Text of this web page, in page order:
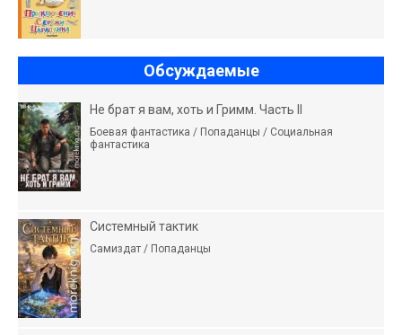
Обсуждаемые
Не брат я вам, хоть и Гримм. Часть II
Боевая фантастика / Попаданцы / Социальная
фантастика
Системный тактик
Самиздат / Попаданцы